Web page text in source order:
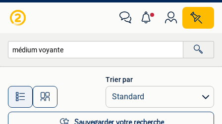
Toutes les distances…
Trier par